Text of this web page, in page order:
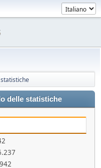
delle statistiche